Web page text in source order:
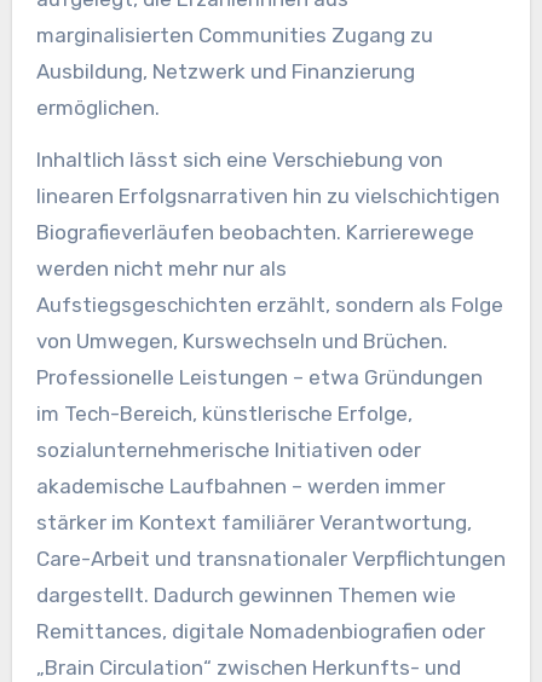
marginalisierten Communities Zugang zu
Ausbildung, Netzwerk und Finanzierung
ermöglichen.
Inhaltlich lässt sich eine Verschiebung von
linearen Erfolgsnarrativen hin zu vielschichtigen
Biografieverläufen beobachten. Karrierewege
werden nicht mehr nur als
Aufstiegsgeschichten erzählt, sondern als Folge
von Umwegen, Kurswechseln und Brüchen.
Professionelle Leistungen – etwa Gründungen
im Tech-Bereich, künstlerische Erfolge,
sozialunternehmerische Initiativen oder
akademische Laufbahnen – werden immer
stärker im Kontext familiärer Verantwortung,
Care-Arbeit und transnationaler Verpflichtungen
dargestellt. Dadurch gewinnen Themen wie
Remittances, digitale Nomadenbiografien oder
„Brain Circulation“ zwischen Herkunfts- und